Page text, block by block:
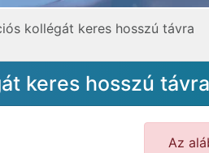
kollégát keres hosszú távra
keres hosszú távra
Az